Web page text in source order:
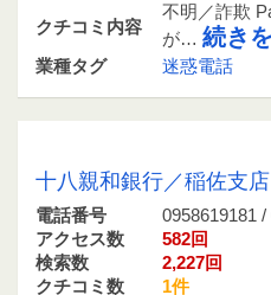
クチコミ内容
不明／詐欺
が… 続き
業種タグ 迷惑電話
十八親和銀行／稲佐支店
電話番号
0958619181
アクセス数
582回
検索数
2,227回
クチコミ数
1件